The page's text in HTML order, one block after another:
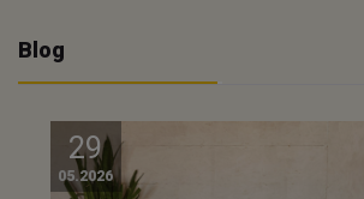
Blog
29
05.2026